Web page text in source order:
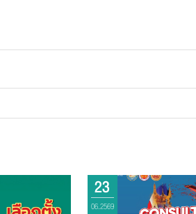
23
06.2569